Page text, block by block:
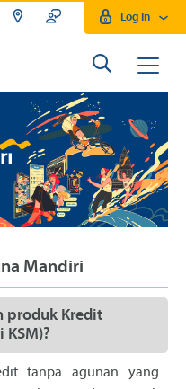
Log In
Mandiri
produk Kredit
tanpa agunan yang